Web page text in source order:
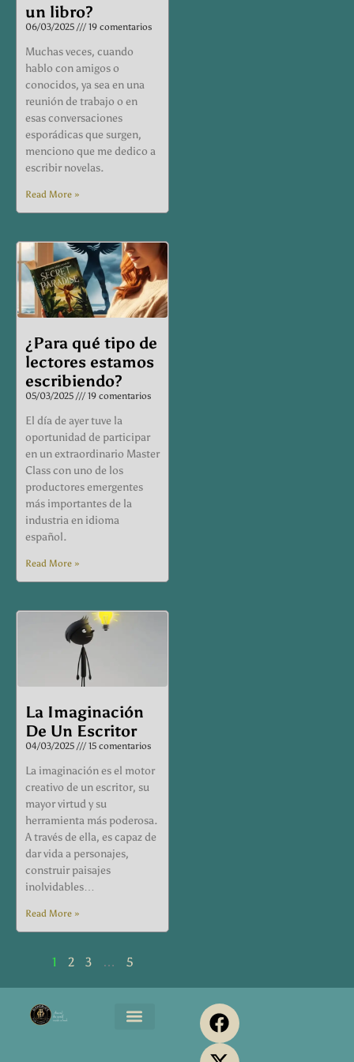
un libro?
06/03/2025 19 comentarios
Muchas veces, cuando
hablo con amigos o
conocidos, ya sea en una
reunión de trabajo o en
esas conversaciones
esporádicas que surgen,
menciono que me dedico a
escribir novelas.
Read More »
¿Para qué tipo de
lectores estamos
escribiendo?
05/03/2025 19 comentarios
El día de ayer tuve la
oportunidad de participar
en un extraordinario Master
Class con uno de los
productores emergentes
más importantes de la
industria en idioma
español.
Read More »
La Imaginación
De Un Escritor
04/03/2025 15 comentarios
La imaginación es el motor
creativo de un escritor, su
mayor virtud y su
herramienta más poderosa.
A través de ella, es capaz de
dar vida a personajes,
construir paisajes
inolvidables…
Read More »
1 2 3 … 5
F
a
c
X
-
t
Y
o
u
P
i
n
I
n
s